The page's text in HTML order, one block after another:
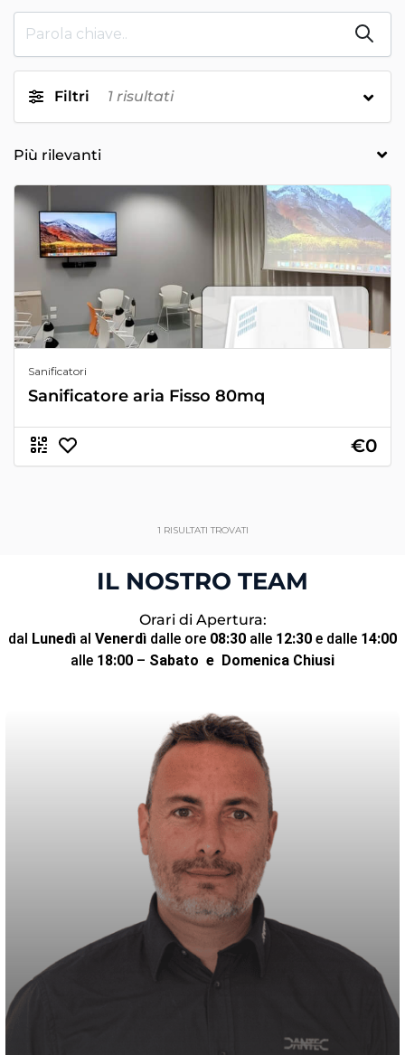
Filtri 1 risultati
Sanificatori
Sanificatore aria Fisso 80mq
€0
1 RISULTATI TROVATI
IL NOSTRO TEAM
Orari di Apertura:
dal Lunedì al Venerdì dalle ore 08:30 alle 12:30 e dalle 14:00
alle 18:00 – Sabato e Domenica Chiusi